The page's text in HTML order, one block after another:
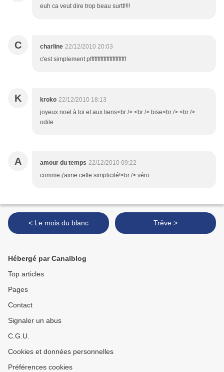
euh ca veut dire trop beau surtt!!!!
C charline 22/12/2010 20:03
c'est simplement pffffffffffffffffffffffff
K kroko 22/12/2010 18:13
joyeux noel à toi et aux tiens<br /> <br /> bise<br /> <br />
odile
A amour du temps 22/12/2010 09:22
comme j'aime cette simplicité!<br /> véro
< Le mois du blanc Trêve >
Hébergé par Canalblog
Top articles
Pages
Contact
Signaler un abus
C.G.U.
Cookies et données personnelles
Préférences cookies